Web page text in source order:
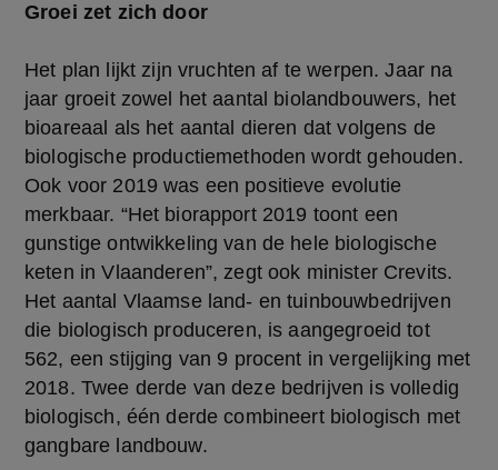
Groei zet zich door
Het plan lijkt zijn vruchten af te werpen. Jaar na
jaar groeit zowel het aantal biolandbouwers, het
bioareaal als het aantal dieren dat volgens de
biologische productiemethoden wordt gehouden.
Ook voor 2019 was een positieve evolutie
merkbaar. “Het biorapport 2019 toont een
gunstige ontwikkeling van de hele biologische
keten in Vlaanderen”, zegt ook minister Crevits.
Het aantal Vlaamse land- en tuinbouwbedrijven
die biologisch produceren, is aangegroeid tot
562, een stijging van 9 procent in vergelijking met
2018. Twee derde van deze bedrijven is volledig
biologisch, één derde combineert biologisch met
gangbare landbouw.